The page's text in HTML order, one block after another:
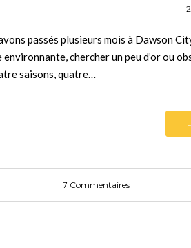
passés plusieurs mois à Dawson
environnante, chercher un peu d’or ou
saisons, quatre…
7 Commentaires